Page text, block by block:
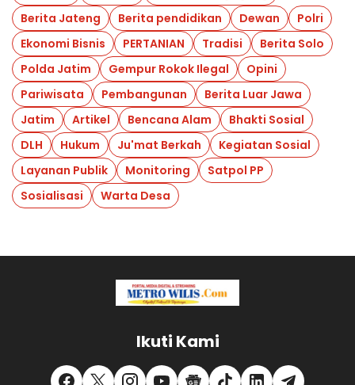
Berita Jateng
Berita pendidikan Dewan
Polri
Ekonomi Bisnis
PERTANIAN Tradisi
Berita Solo
Polda Jatim
Gempur Rokok Ilegal
Opini
Pariwisata
Pembangunan
Berita Luar Jawa
Jatim
Artikel Bencana Alam
Bhakti Sosial
DLH
Hukum Ju'mat Berkah
Kegiatan Sosial
Layanan Publik
Monitoring
Satpol PP
Sosialisasi
Warta Desa
Ikuti Kami